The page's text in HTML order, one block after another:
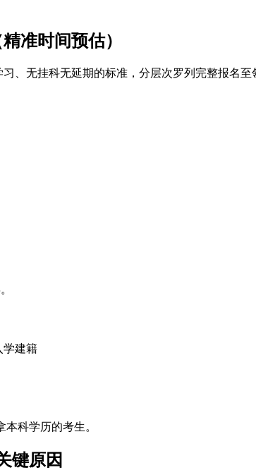
准时间预估）
、无挂科无延期的标准，分层次罗列完整报名
学建籍
本科学历的考生。
键原因